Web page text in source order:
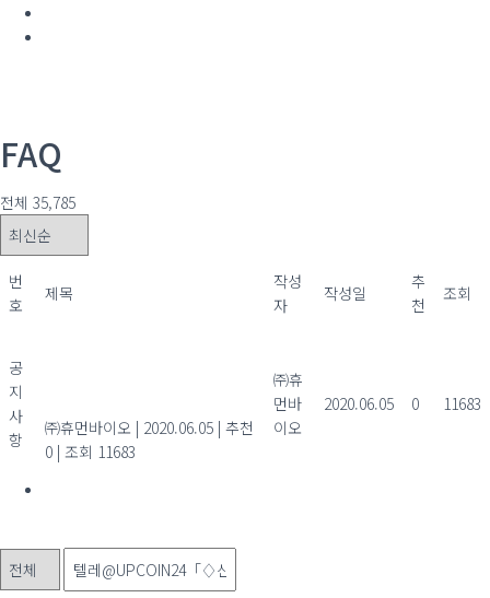
FAQ
전체 35,785
번
호
제목
작성
자
작성일
추
천
조회
공
지
사
항
㈜휴먼바이오 | 2020.06.05 | 추천
0 | 조회 11683
㈜휴
먼바
이오
2020.06.05 0 11683